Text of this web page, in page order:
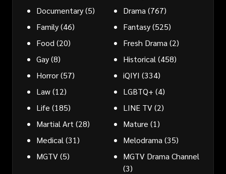
Documentary(5) Drama (767)
Family(46) Fantasy(525)
Food (20) Fresh Drama (2)
Gay(8) Historical (458)
Horror(57) iQIYI (334)
Law(12) LGBTQ+ (4)
Life (185) LINE TV(2)
Martial Art (28) Mature (1)
Medical (31) Melodrama (35)
MGTV(5)
MGTV Drama Channel
(3)